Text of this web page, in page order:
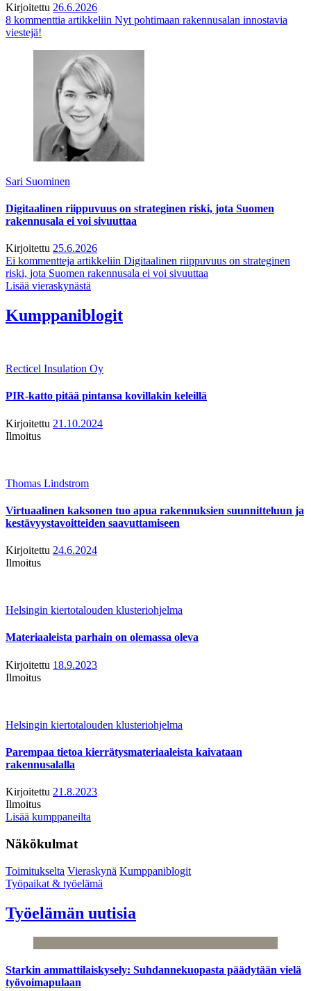
Kirjoitettu 26.6.2026
8 kommenttia artikkeliin Nyt pohtimaan rakennusalan innostavia
viestejä!
Sari Suominen
Digitaalinen riippuvuus on strateginen riski, jota Suomen
rakennusala ei voi sivuuttaa
Kirjoitettu 25.6.2026
Ei kommentteja artikkeliin Digitaalinen riippuvuus on strateginen
riski, jota Suomen rakennusala ei voi sivuuttaa
Lisää vieraskynästä
Kumppaniblogit
Recticel Insulation Oy
PIR-katto pitää pintansa kovillakin keleillä
Kirjoitettu 21.10.2024
Ilmoitus
Thomas Lindstrom
Virtuaalinen kaksonen tuo apua rakennuksien suunnitteluun ja
kestävyystavoitteiden saavuttamiseen
Kirjoitettu 24.6.2024
Ilmoitus
Helsingin kiertotalouden klusteriohjelma
Materiaaleista parhain on olemassa oleva
Kirjoitettu 18.9.2023
Ilmoitus
Helsingin kiertotalouden klusteriohjelma
Parempaa tietoa kierrätysmateriaaleista kaivataan
rakennusalalla
Kirjoitettu 21.8.2023
Ilmoitus
Lisää kumppaneilta
Näkökulmat
Toimitukselta Vieraskynä Kumppaniblogit
Työpaikat & työelämä
Työelämän uutisia
Starkin ammattilaiskysely: Suhdannekuopasta päädytään vielä
työvoimapulaan